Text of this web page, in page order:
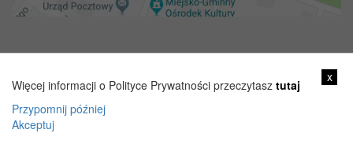
x
Więcej informacji o Polityce Prywatności przeczytasz tutaj
Przypomnij później
Akceptuj